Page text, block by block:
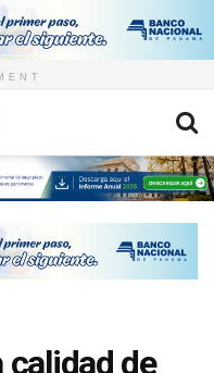
de